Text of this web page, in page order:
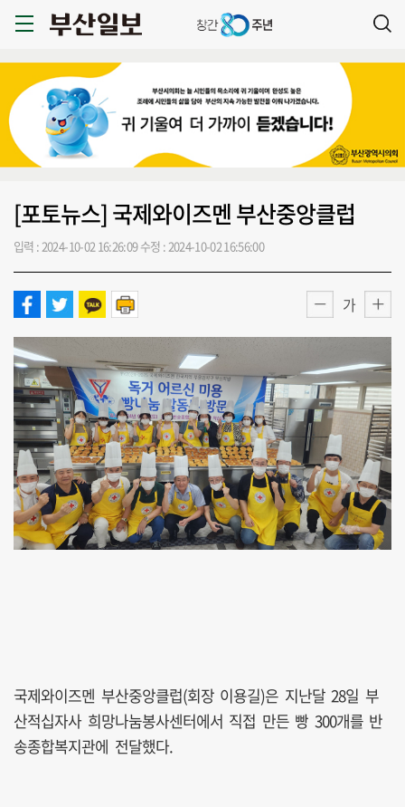
[포토뉴스] 국제와이즈멘 부산중앙클럽
입력 : 2024-10-02 16:26:09수정 : 2024-10-02 16:56:00
가
국제와이즈멘 부산중앙클럽(회장 이용길)은 지난달 28일 부
산적십자사 희망나눔봉사센터에서 직접 만든 빵 300개를 반
송종합복지관에 전달했다.